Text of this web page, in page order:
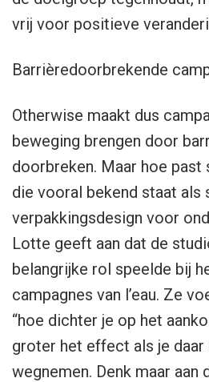
vrij voor positieve
Barrièredoorbrekende
Otherwise maakt dus
beweging brengen door
doorbreken. Maar hoe past
die vooral bekend staat als
verpakkingsdesign voor
Lotte geeft aan dat de
belangrijke rol speelde bij
campagnes van l’eau. Ze
“hoe dichter je op het
groter het effect als je daar
wegnemen. Denk maar aan